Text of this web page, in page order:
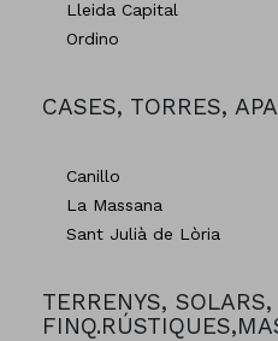
Lleida Capital
Ordino
CASES, TORRES,
Canillo
La Massana
Sant Julià de Lòria
TERRENYS, SOLARS,